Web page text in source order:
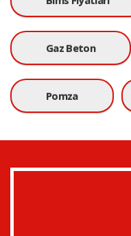
Gaz Beton
Pomza